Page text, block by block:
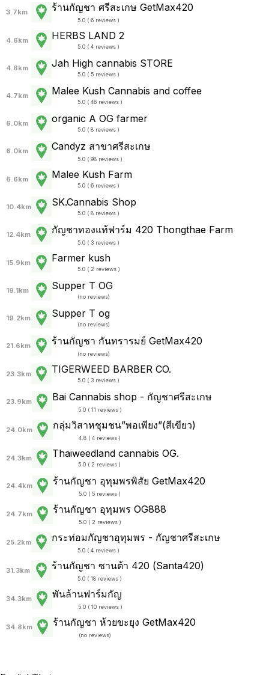
3.7km ร้านกัญชา ศรีสะเกษ GetMax420
5.0 ( 6 reviews )
4.6km HERBS LAND 2
5.0 ( 4 reviews )
4.6km Jah High cannabis STORE
5.0 ( 5 reviews )
4.7km Malee Kush Cannabis and coffee
5.0 ( 46 reviews )
6.0km organic A OG farmer
5.0 ( 8 reviews )
6.0km Candyz สาขาศรีสะเกษ
5.0 ( 98 reviews )
6.6km Malee Kush Farm
5.0 ( 6 reviews )
10.4km SK.Cannabis Shop
5.0 ( 8 reviews )
12.4km กัญชาทองแท้ฟาร์ม 420 Thongthae Farm
5.0 ( 3 reviews )
15.9km Farmer kush
5.0 ( 2 reviews )
19.1km Supper T OG
(no reviews)
19.2km Supper T og
(no reviews)
21.6km ร้านกัญชา กันทรารมย์ GetMax420
(no reviews)
23.3km TIGERWEED​ BARBER​ CO​.
5.0 ( 3 reviews )
23.9km Bai Cannabis shop - กัญชาศรีสะเกษ
5.0 ( 11 reviews )
24.0km กลุ่มวิสาหชุมชน”พอเพียง”(สีเขียว)
4.8 ( 4 reviews )
24.3km Thaiweedland cannabis OG.
5.0 ( 2 reviews )
24.4km ร้านกัญชา อุทุมพรพิสัย GetMax420
5.0 ( 5 reviews )
24.7km ร้านกัญชา อุทุมพร OG888
5.0 ( 2 reviews )
25.2km กระท่อมกัญชาอุทุมพร - กัญชาศรีสะเกษ
5.0 ( 4 reviews )
31.3km ร้านกัญชา ซานต้า 420 (Santa420)
5.0 ( 18 reviews )
34.3km พันล้านฟาร์มกัญ
5.0 ( 10 reviews )
34.8km ร้านกัญชา ห้วยขะยุง GetMax420
(no reviews)